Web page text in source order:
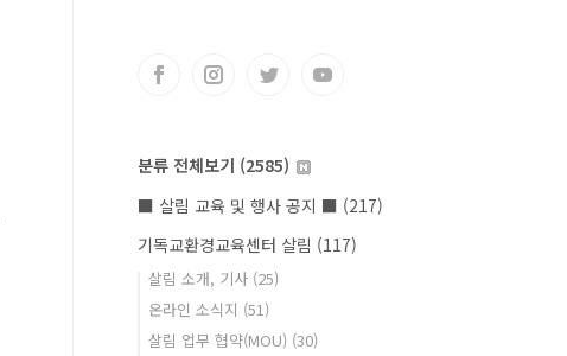
분류 전체보기 (2585)
■ 살림 교육 및 행사 공지 ■ (217)
기독교환경교육센터 살림 (117)
살림 소개, 기사 (25)
온라인 소식지 (51)
살림 업무 협약(MOU) (30)